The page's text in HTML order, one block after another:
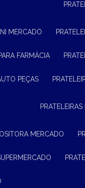
MERCADO
FARMÁCIA
PEÇAS
MERCADO